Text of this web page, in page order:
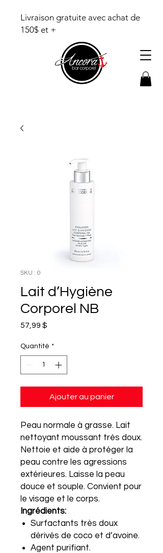
Livraison gratuite avec achat de
150$ et +
SKU : 0
Lait d’Hygiène
Corporel NB
57,99 $
Quantité *
Ajouter au panier
Peau normale à grasse. Lait
nettoyant moussant très doux.
Nettoie et aide à protéger la
peau contre les agressions
extérieures. Laisse la peau
douce et souple. Convient pour
le visage et le corps.
Ingrédients:
Surfactants très doux
dérivés de coco et d’avoine.
Agent purifiant.